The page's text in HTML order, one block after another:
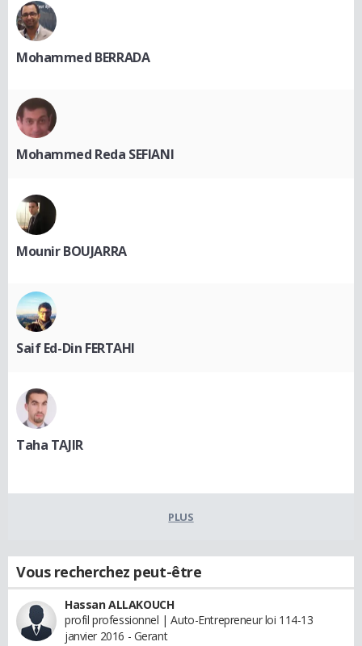
Mohammed BERRADA
Mohammed Reda SEFIANI
Mounir BOUJARRA
Saif Ed-Din FERTAHI
Taha TAJIR
PLUS
Vous recherchez peut-être
Hassan ALLAKOUCH
profil professionnel | Auto-Entrepreneur loi 114-13
janvier 2016 - Gerant